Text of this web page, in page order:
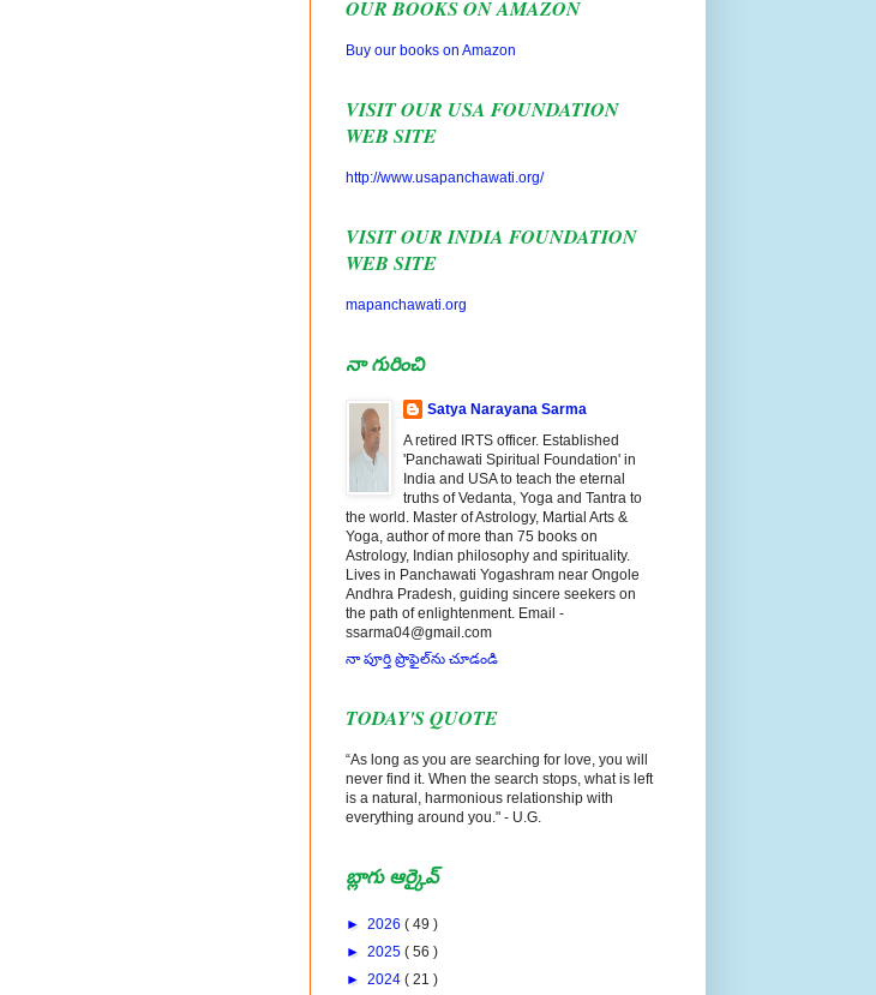
WEB SITE
WEB SITE
A retired IRTS officer. Established
'Panchawati Spiritual Foundation' in
India and USA to teach the eternal
truths of Vedanta, Yoga and Tantra to
the world. Master of Astrology, Martial Arts &
Yoga, author of more than 75 books on
Astrology, Indian philosophy and spirituality.
Lives in Panchawati Yogashram near Ongole
Andhra Pradesh, guiding sincere seekers on
the path of enlightenment. Email -
ssarma04@gmail.com
నా పూర్తి ప్రొఫైల్‌ను చూడండి
never find it. When the search stops, what is left
is a natural, harmonious relationship with
everything around you." - U.G.
► 2025 ( 56 )
► 2024 ( 21 )
▼ 2023 ( 55 )